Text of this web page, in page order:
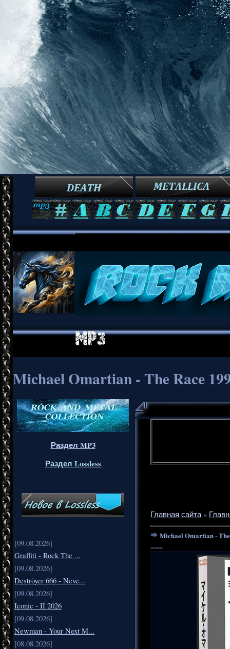
Michael Omartian - The Race
Раздел MP3
Раздел Lossless
[09.08.2026]
Graffiti - Rock The ...
[09.08.2026]
Deströyer 666 - Neve...
[09.08.2026]
Iconic - II 2026
[09.08.2026]
Newman - Your Next M...
[08.08.2026]
Главная сайта»
Michael Omartian - The
===